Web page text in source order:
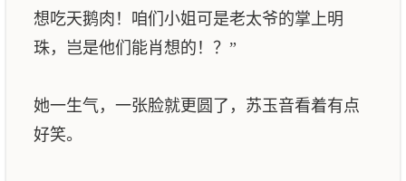
想吃天鹅肉！咱们小姐可是老太爷的掌上明
珠，岂是他们能肖想的！？”
她一生气，一张脸就更圆了，苏玉音看着有点
好笑。